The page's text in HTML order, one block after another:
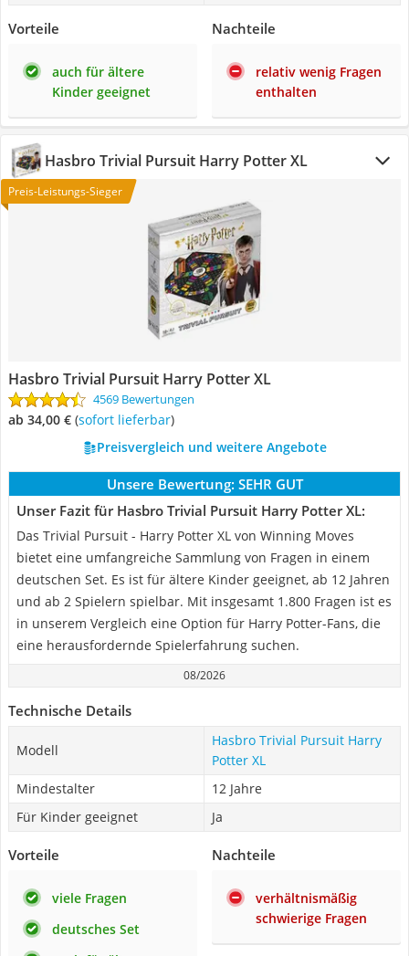
Vorteile
auch für ältere
Kinder geeignet
Nachteile
relativ wenig Fragen
enthalten
Hasbro Trivial Pursuit Harry Potter XL
Preis-Leistungs-Sieger
Hasbro Trivial Pursuit Harry Potter XL
4569 Bewertungen
ab 34,00 € ( Sofort lieferbar)
Preisvergleich und weitere Angebote
Unsere Bewertung: SEHR GUT
Unser Fazit für Hasbro Trivial Pursuit Harry Potter XL:
Das Trivial Pursuit - Harry Potter XL von Winning Moves
bietet eine umfangreiche Sammlung von Fragen in einem
deutschen Set. Es ist für ältere Kinder geeignet, ab 12 Jahren
und ab 2 Spielern spielbar. Mit insgesamt 1.800 Fragen ist es
in unserem Vergleich eine Option für Harry Potter-Fans, die
eine herausfordernde Spielerfahrung suchen.
08/2026
Technische Details
Modell
Hasbro Trivial Pursuit Harry
Potter XL
Mindestalter
12 Jahre
Für Kinder geeignet
Ja
Vorteile
viele Fragen
deutsches Set
Nachteile
verhältnismäßig
schwierige Fragen